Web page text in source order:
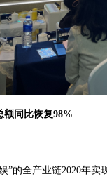
同比恢复98%
全产业链2020年实